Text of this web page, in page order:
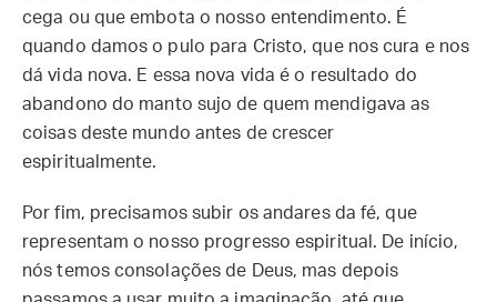
cega ou que embota o nosso entendimento. É
quando damos o pulo para Cristo, que nos cura e nos
dá vida nova. E essa nova vida é o resultado do
abandono do manto sujo de quem mendigava as
coisas deste mundo antes de crescer
espiritualmente.
Por fim, precisamos subir os andares da fé, que
representam o nosso progresso espiritual. De início,
nós temos consolações de Deus, mas depois